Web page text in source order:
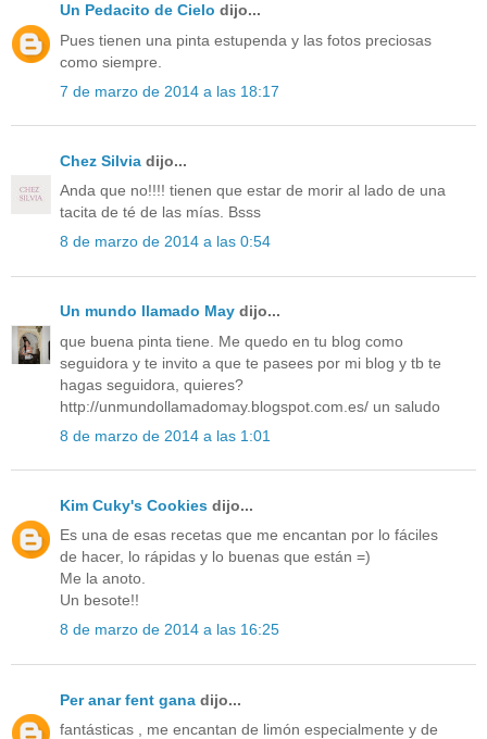
Un Pedacito de Cielo dijo...
Pues tienen una pinta estupenda y las fotos preciosas
como siempre.
7 de marzo de 2014 a las 18:17
Chez Silvia dijo...
Anda que no!!!! tienen que estar de morir al lado de una
tacita de té de las mías. Bsss
8 de marzo de 2014 a las 0:54
Un mundo llamado May dijo...
que buena pinta tiene. Me quedo en tu blog como
seguidora y te invito a que te pasees por mi blog y tb te
hagas seguidora, quieres?
http://unmundollamadomay.blogspot.com.es/ un saludo
8 de marzo de 2014 a las 1:01
Kim Cuky's Cookies dijo...
Es una de esas recetas que me encantan por lo fáciles
de hacer, lo rápidas y lo buenas que están =)
Me la anoto.
Un besote!!
8 de marzo de 2014 a las 16:25
Per anar fent gana dijo...
fantásticas , me encantan de limón especialmente y de